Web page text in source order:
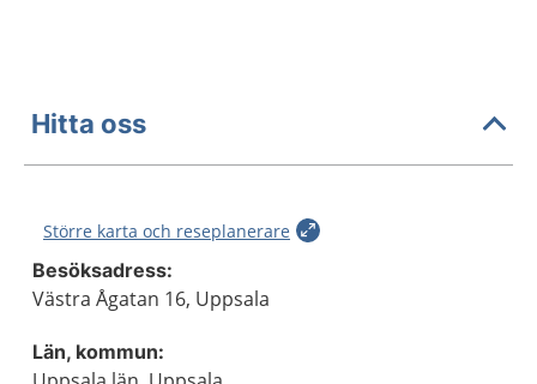
Hitta oss
Större karta och reseplanerare
Besöksadress:
Västra Ågatan 16, Uppsala
Län, kommun: